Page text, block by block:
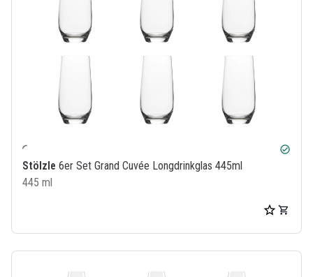
check_circle
Stölzle 6er Set Grand Cuvée Longdrinkglas 445ml
445 ml